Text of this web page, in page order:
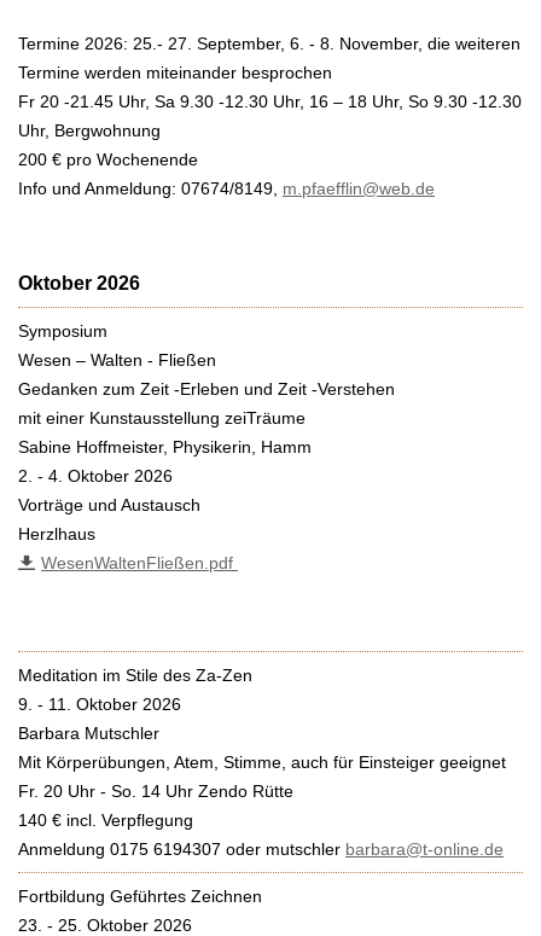
Termine 2026: 25.- 27. September, 6. - 8. November, die weiteren
Termine werden miteinander besprochen
Fr 20 -21.45 Uhr, Sa 9.30 -12.30 Uhr, 16 – 18 Uhr, So 9.30 -12.30
Uhr, Bergwohnung
200 € pro Wochenende
Info und Anmeldung: 07674/8149, m.pfaefflin@web.de
Oktober 2026
Symposium
Wesen – Walten - Fließen
Gedanken zum Zeit -Erleben und Zeit -Verstehen
mit einer Kunstausstellung zeiTräume
Sabine Hoffmeister, Physikerin, Hamm
2. - 4. Oktober 2026
Vorträge und Austausch
Herzlhaus
WesenWaltenFließen.pdf
Meditation im Stile des Za-Zen
9. - 11. Oktober 2026
Barbara Mutschler
Mit Körperübungen, Atem, Stimme, auch für Einsteiger geeignet
Fr. 20 Uhr - So. 14 Uhr Zendo Rütte
140 € incl. Verpflegung
Anmeldung 0175 6194307 oder mutschler barbara@t-online.de
Fortbildung Geführtes Zeichnen
23. - 25. Oktober 2026